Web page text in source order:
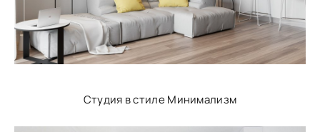
Студия в стиле Минимализм